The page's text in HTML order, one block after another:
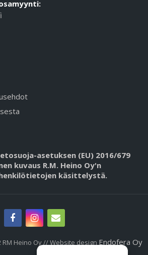
asetuksen (EU) 2016/679
kuvaus R.M. Heino Oy'n
käsittelystä.
RM Heino Oy // Website design Endofera Oy